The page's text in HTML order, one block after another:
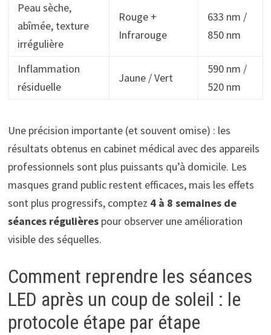
Peau sèche,
abîmée, texture
irrégulière
Rouge +
Infrarouge
633 nm /
850 nm
Inflammation
résiduelle
Jaune / Vert
590 nm /
520 nm
Une précision importante (et souvent omise) : les
résultats obtenus en cabinet médical avec des appareils
professionnels sont plus puissants qu’à domicile. Les
masques grand public restent efficaces, mais les effets
sont plus progressifs, comptez 4 à 8 semaines de
séances régulièrespour observer une amélioration
visible des séquelles.
Comment reprendre les séances
LED après un coup de soleil : le
protocole étape par étape